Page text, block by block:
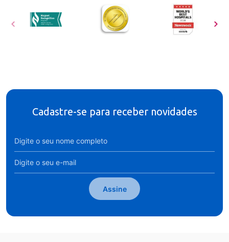
Cadastre-se para receber novidades
Assine